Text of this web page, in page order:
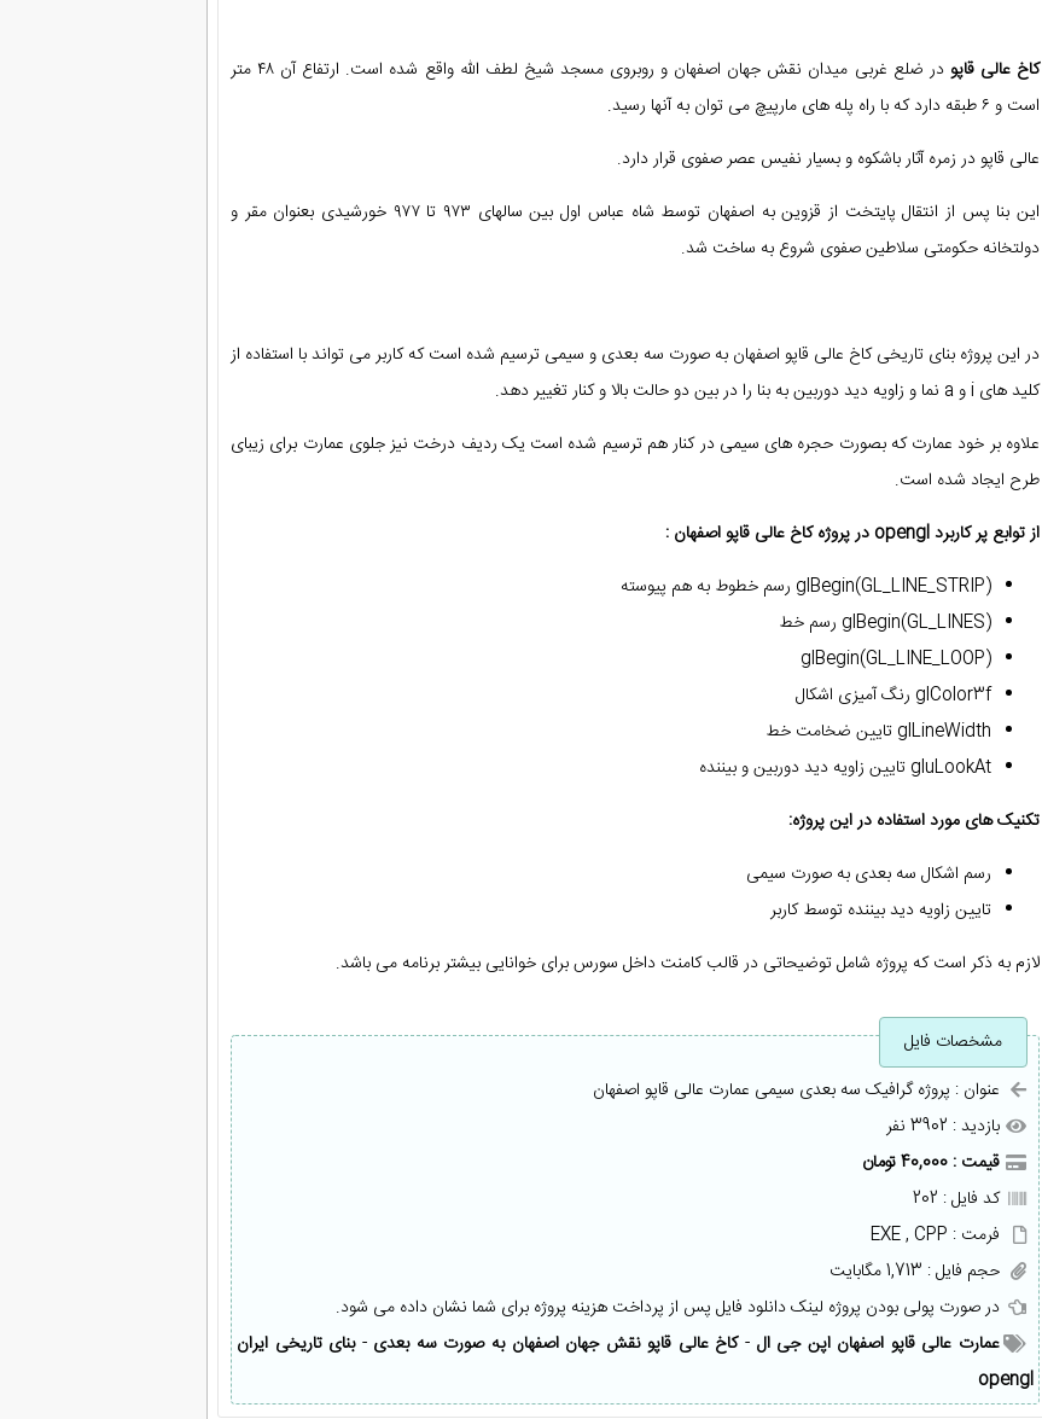
کاخ عالی قاپو
در ضلع غربی میدان نقش جهان اصفهان و روبروی مسجد شیخ لطف الله واقع شده است. ارتفاع آن ۴۸ متر
است و ۶ طبقه دارد که با راه پله های مارپیچ می توان به آنها رسید.
عالی قاپو در زمره آثار باشکوه و بسیار نفیس عصر صفوی قرار دارد.
این بنا پس از انتقال پایتخت از قزوین به اصفهان توسط شاه عباس اول بین سالهای ۹۷۳ تا ۹۷۷ خورشیدی بعنوان مقر و
دولتخانه حکومتی سلاطین صفوی شروع به ساخت شد.
در این پروژه بنای تاریخی کاخ عالی قاپو اصفهان به صورت سه بعدی و سیمی ترسیم شده است که کاربر می تواند با استفاده از
کلید های i و a نما و زاویه دید دوربین به بنا را در بین دو حالت بالا و کنار تغییر دهد.
علاوه بر خود عمارت که بصورت حجره های سیمی در کنار هم ترسیم شده است یک ردیف درخت نیز جلوی عمارت برای زیبای
طرح ایجاد شده است.
از توابع پر کاربرد opengl در پروژه کاخ عالی قاپو اصفهان :
glBegin(GL_LINE_STRIP) رسم خطوط به هم پیوسته
glBegin(GL_LINES) رسم خط
glBegin(GL_LINE_LOOP)
glColor3f رنگ آمیزی اشکال
glLineWidth تایین ضخامت خط
gluLookAt تایین زاویه دید دوربین و بیننده
تکنیک های مورد استفاده در این پروژه:
رسم اشکال سه بعدی به صورت سیمی
تایین زاویه دید بیننده توسط کاربر
لازم به ذکر است که پروژه شامل توضیحاتی در قالب کامنت داخل سورس برای خوانایی بیشتر برنامه می باشد.
مشخصات فایل
عنوان : پروژه گرافیک سه بعدی سیمی عمارت عالی قاپو اصفهان
بازدید : 3902 نفر
قیمت : 40,000 تومان
کد فایل : 202
فرمت : EXE , CPP
حجم فایل : 1,713 مگابایت
در صورت پولی بودن پروژه لینک دانلود فایل پس از پرداخت هزینه پروژه برای شما نشان داده می شود.
عمارت عالی قاپو اصفهان اپن جی ال -کاخ عالی قاپو نقش جهان اصفهان به صورت سه بعدی -بنای تاریخی ایران
opengl